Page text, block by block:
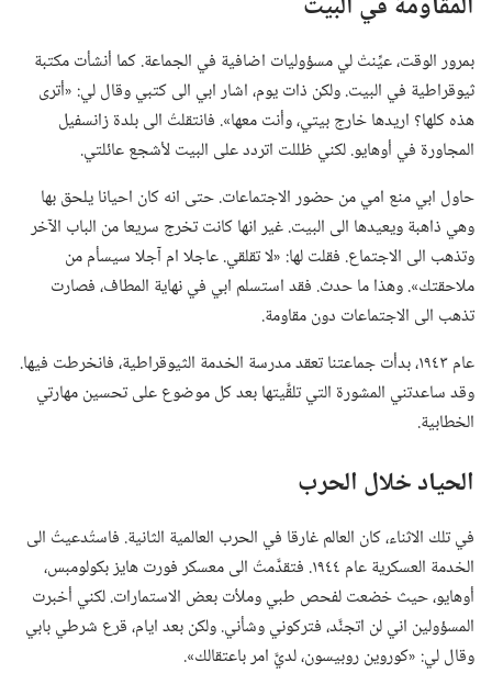
بمرور الوقت،‏ عيِّنتْ لي مسؤوليات اضافية في الجماعة.‏ كما أنشأت مكتبة
ثيوقراطية في البيت.‏ ولكن ذات يوم،‏ اشار ابي الى كتبي وقال لي:‏ «أترى
هذه كلها؟‏ اريدها خارج بيتي،‏ وأنت معها».‏ فانتقلتُ الى بلدة زانسفيل
المجاورة في أوهايو.‏ لكني ظللت اتردد على البيت لأشجع عائلتي.‏
حاول ابي منع امي من حضور الاجتماعات.‏ حتى انه كان احيانا يلحق بها
وهي ذاهبة ويعيدها الى البيت.‏ غير انها كانت تخرج سريعا من الباب الآخر
وتذهب الى الاجتماع.‏ فقلت لها:‏ «لا تقلقي.‏ عاجلا ام آجلا سيسأم من
ملاحقتك».‏ وهذا ما حدث.‏ فقد استسلم ابي في نهاية المطاف،‏ فصارت
تذهب الى الاجتماعات دون مقاومة.‏
عام ١٩٤٣،‏ بدأت جماعتنا تعقد مدرسة الخدمة الثيوقراطية،‏ فانخرطت فيها.‏
وقد ساعدتني المشورة التي تلقَّيتها بعد كل موضوع على تحسين مهارتي
الخطابية.‏
الحياد خلال الحرب
في تلك الاثناء،‏ كان العالم غارقا في الحرب العالمية الثانية.‏ فاستُدعيتُ الى
الخدمة العسكرية عام ١٩٤٤.‏ فتقدَّمتُ الى معسكر فورت هايز بكولومبس،‏
أوهايو،‏ حيث خضعت لفحص طبي وملأت بعض الاستمارات.‏ لكني أخبرت
المسؤولين اني لن اتجنَّد،‏ فتركوني وشأني.‏ ولكن بعد ايام،‏ قرع شرطي بابي
وقال لي:‏ «كوروين روبيسون،‏ لديَّ امر باعتقالك».‏